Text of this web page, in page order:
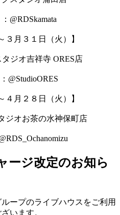
@RDSkamata
３月３１日（火）】
ジオ吉祥寺 ORES店
@StudioORES
４月２８日（火）】
ジオお茶の水神保町店
ージ改定のお知ら
ープのライブハウスをご利用
います。